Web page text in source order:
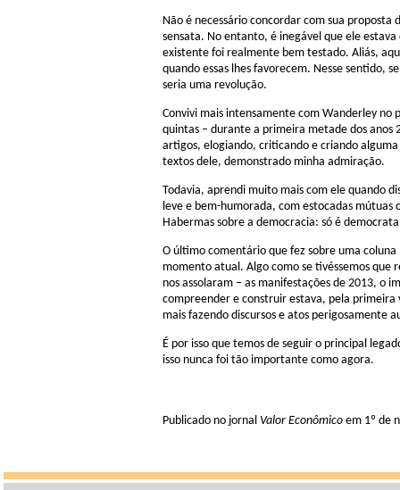
Não é necessário concordar com sua
sensata. No entanto, é inegável que ele
existente foi realmente bem testado. Aliás,
quando essas lhes favorecem. Nesse sentido,
seria uma revolução.
Convivi mais intensamente com Wanderley no
quintas – durante a primeira metade dos anos
artigos, elogiando, criticando e criando
textos dele, demonstrado minha admiração.
Todavia, aprendi muito mais com ele quando
leve e bem-humorada, com estocadas mútuas
Habermas sobre a democracia: só é
O último comentário que fez sobre uma
momento atual. Algo como se tivéssemos que
nos assolaram – as manifestações de 2013, o
compreender e construir estava, pela primeira
mais fazendo discursos e atos perigosamente
É por isso que temos de seguir o principal
isso nunca foi tão importante como agora.
Publicado no jornal Valor Econômico em 1º de